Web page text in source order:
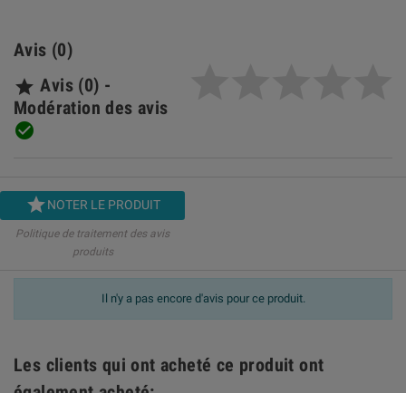
Avis (0)
 Avis (0) -
Modération des avis

NOTER LE PRODUIT
Politique de traitement des avis
produits
Il n'y a pas encore d'avis pour ce produit.
Les clients qui ont acheté ce produit ont